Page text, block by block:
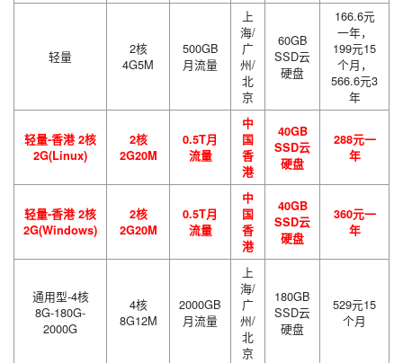
轻量
2核
4G5M
500GB
月流量
上
海/
广
州/
北
京
60GB
SSD云
硬盘
166.6元
一年，
199元15
个月，
566.6元3
年
轻量-香港 2核
2G(Linux)
2核
2G20M
0.5T月
流量
中
国
香
港
40GB
SSD云
硬盘
288元一
年
轻量-香港 2核
2G(Windows)
2核
2G20M
0.5T月
流量
中
国
香
港
40GB
SSD云
硬盘
360元一
年
通用型-4核
8G-180G-
2000G
4核
8G12M
2000GB
月流量
上
海/
广
州/
北
京
180GB
SSD云
硬盘
529元15
个月